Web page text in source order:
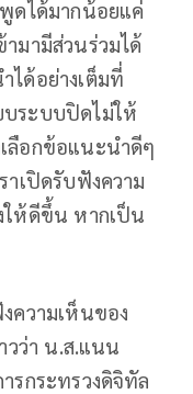
ดได้มากน้อยแค่
มามีส่วนร่วมได้
ได้อย่างเต็มที่
ระบบปิดไม่ให้
ลือกข้อแนะนำดีๆ
าเปิดรับฟังความ
ให้ดีขึ้น หากเป็น
ความเห็นของ
วว่า น.ส.แนน
รกระทรวงดิจิทัล